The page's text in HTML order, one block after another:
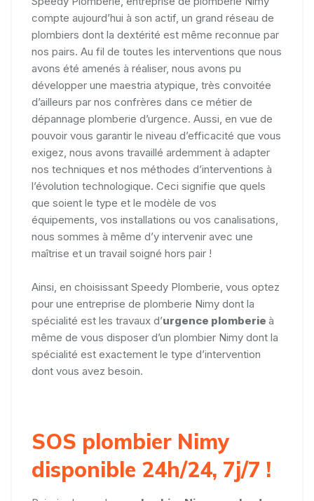
compte aujourd’hui à son actif, un grand réseau de
plombiers dont la dextérité est même reconnue par
nos pairs. Au fil de toutes les interventions que nous
avons été amenés à réaliser, nous avons pu
développer une maestria atypique, très convoitée
d’ailleurs par nos confrères dans ce métier de
dépannage plomberie d’urgence. Aussi, en vue de
pouvoir vous garantir le niveau d’efficacité que vous
exigez, nous avons travaillé ardemment à adapter
nos techniques et nos méthodes d’interventions à
l’évolution technologique. Ceci signifie que quels
que soient le type et le modèle de vos
équipements, vos installations ou vos canalisations,
nous sommes à même d’y intervenir avec une
maîtrise et un travail soigné hors pair !
Ainsi, en choisissant Speedy Plomberie, vous optez
pour une entreprise de plomberie Nimy dont la
spécialité est les travaux d’urgence plomberie à
même de vous disposer d’un plombier Nimy dont la
spécialité est exactement le type d’intervention
dont vous avez besoin.
SOS plombier Nimy
disponible 24h/24, 7j/7 !